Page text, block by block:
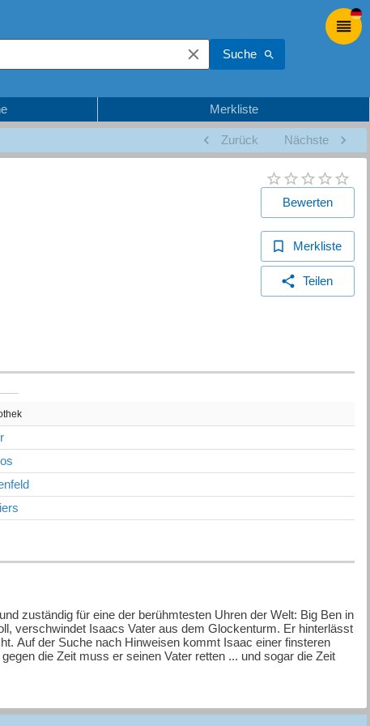
Suche
Merkliste
Zurück Nächste
Bewerten
Merkliste
Teilen
zuständig für eine der berühmtesten Uhren der Welt: Big Ben in
verschwindet Isaacs Vater aus dem Glockenturm. Er hinterlässt
Auf der Suche nach Hinweisen kommt Isaac einer finsteren
die Zeit muss er seinen Vater retten ... und sogar die Zeit
Hattie, die auf jedes Dach klettert und jeden verbotenen Winkel